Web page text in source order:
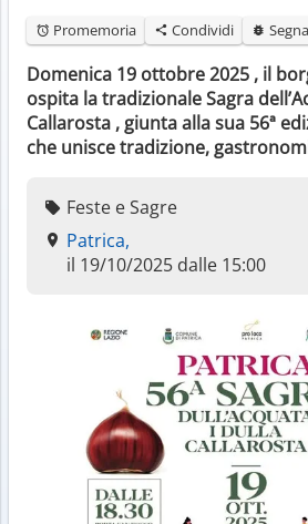
Promemoria Condividi
Domenica 19 ottobre 2025 , il
ospita la tradizionale Sagra
Callarosta , giunta alla sua 56ª
che unisce tradizione,
Feste e Sagre
Patrica,
il 19/10/2025 dalle 15:00